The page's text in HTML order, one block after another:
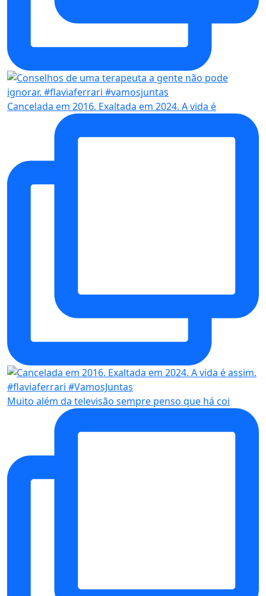
Cancelada em 2016. Exaltada em 2024. A vida é
Muito além da televisão sempre penso que há coi